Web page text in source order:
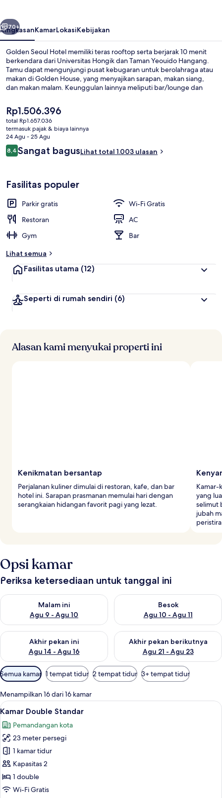
Berikutnya
70+
RingkasanKamarLokasiKebijakan
Golden Seoul Hotel memiliki teras rooftop serta berjarak 10 menit
berkendara dari Universitas Hongik dan Taman Yeouido Hangang.
Tamu dapat mengunjungi pusat kebugaran untuk berolahraga atau
makan di Golden House, yang menyajikan sarapan, makan siang,
dan makan malam. Keunggulan lainnya meliputi bar/lounge dan
transportasi umum: Stasiun Yeomchang hanya 4 menit dan Stasiun
Sinmokdong hanya 8 menit.
Harga
saat
ini
Rp1.506.396
Rp1.506.396
total Rp1.657.036
termasuk pajak & biaya lainnya
24 Agu - 25 Agu
Ulasan
8,48,4 dari 10
Sangat bagusLihat total 1.003 ulasan
Fasilitas populer
Parkir gratis
Wi-Fi Gratis
Restoran
AC
Gym
Bar
Lihat semua
Fasilitas utama (12)
Seperti di rumah sendiri (6)
Alasan kami menyukai properti ini
Kenikmatan bersantap
Perjalanan kuliner dimulai di restoran, kafe, dan bar
hotel ini. Sarapan prasmanan memulai hari dengan
serangkaian hidangan favorit pagi yang lezat.
Kamar-
yang
selimut
jubah
Opsi kamar
Periksa ketersediaan untuk tanggal ini
Malam ini
Agu 9 - Agu 10
Periksa ketersediaan untuk malam ini Agu 9 - Agu 10
Besok
Agu 10 - Agu 11
Periksa ketersediaan untuk
Akhir pekan ini
Agu 14 - Agu 16
Periksa ketersediaan untuk akhir pekan ini Agu 14 - Agu 16
Akhir pekan berikutnya
Agu 21 - Agu 23
Periksa ketersediaan untuk
Filter
tersedia
untuk
kamar
Semua kamar 1 tempat tidur 2 tempat tidur 3+ tempat tidur
Menampilkan 16 dari 16 kamar
Lihat
semua
foto
untuk
Kamar
Double
Standar
Kamar Double Standar | Seprai
6
Kamar Double Standar
Pemandangan kota
23 meter persegi
1 kamar tidur
Kapasitas 2
1 double
Wi-Fi Gratis